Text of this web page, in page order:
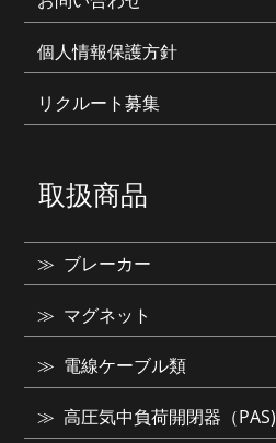
個人情報保護方針
リクルート募集
取扱商品
ブレーカー
マグネット
電線ケーブル類
高圧気中負荷開閉器（PAS)